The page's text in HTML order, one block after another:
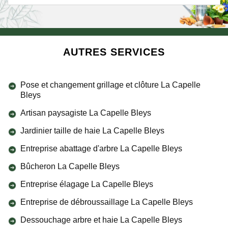
AUTRES SERVICES
Pose et changement grillage et clôture La Capelle
Bleys
Artisan paysagiste La Capelle Bleys
Jardinier taille de haie La Capelle Bleys
Entreprise abattage d'arbre La Capelle Bleys
Bûcheron La Capelle Bleys
Entreprise élagage La Capelle Bleys
Entreprise de débroussaillage La Capelle Bleys
Dessouchage arbre et haie La Capelle Bleys